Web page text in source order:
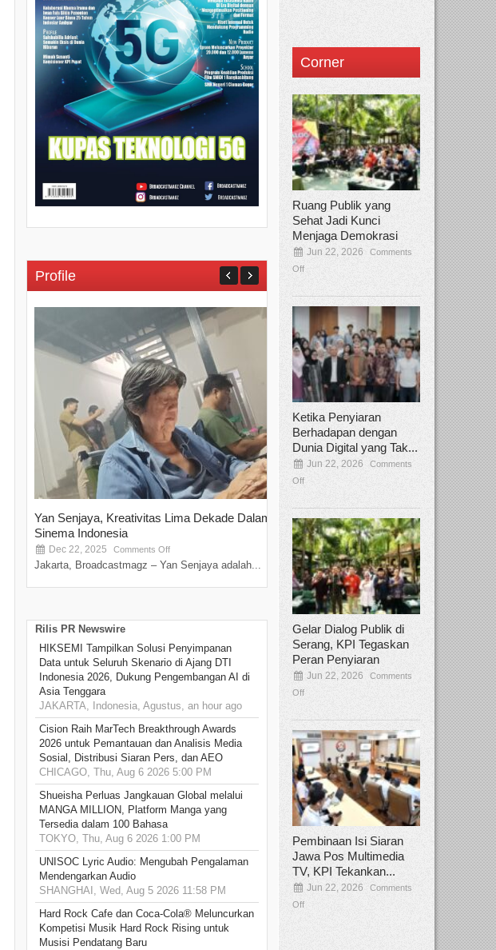
Profile
Yan Senjaya, Kreativitas Lima Dekade Dalam
Sinema Indonesia
Dec 22, 2025 Comments Off
Jakarta, Broadcastmagz – Yan Senjaya adalah...
Tamee Irelly Menjadi Juri Open
Film Terbaru...
Sep 08, 2025 Comments Off
Bekasi, Broadcastmagz – Dalam upaya
talenta...
Rilis PR Newswire
HIKSEMI Tampilkan Solusi Penyimpanan
Data untuk Seluruh Skenario di Ajang DTI
Indonesia 2026, Dukung Pengembangan AI di
Asia Tenggara
JAKARTA, Indonesia, Agustus, an hour ago
Cision Raih MarTech Breakthrough Awards
2026 untuk Pemantauan dan Analisis Media
Sosial, Distribusi Siaran Pers, dan AEO
CHICAGO, Thu, Aug 6 2026 5:00 PM
Shueisha Perluas Jangkauan Global melalui
MANGA MILLION, Platform Manga yang
Tersedia dalam 100 Bahasa
TOKYO, Thu, Aug 6 2026 1:00 PM
UNISOC Lyric Audio: Mengubah Pengalaman
Mendengarkan Audio
SHANGHAI, Wed, Aug 5 2026 11:58 PM
Hard Rock Cafe dan Coca-Cola® Meluncurkan
Kompetisi Musik Hard Rock Rising untuk
Musisi Pendatang Baru
Corner
Ruang Publik yang
Sehat Jadi Kunci
Menjaga Demokrasi
Jun 22, 2026
Comments
Off
Ketika Penyiaran
Berhadapan dengan
Dunia Digital yang Tak...
Jun 22, 2026
Comments
Off
Gelar Dialog Publik di
Serang, KPI Tegaskan
Peran Penyiaran
Jun 22, 2026
Comments
Off
Pembinaan Isi Siaran
Jawa Pos Multimedia
TV, KPI Tekankan...
Jun 22, 2026
Comments
Off